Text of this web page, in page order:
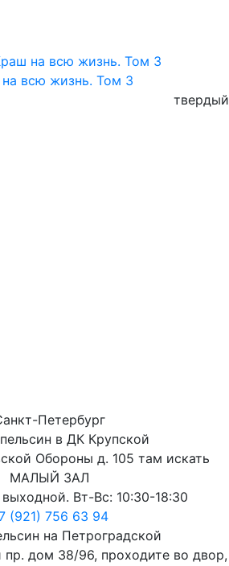
всю жизнь. Том 3
твердый
Петербург
в ДК Крупской
Обороны д. 105 там искать
МАЛЫЙ ЗАЛ
Вт-Вс: 10:30-18:30
(921) 756 63 94
на Петроградской
пр. дом 38/96, проходите во двор,